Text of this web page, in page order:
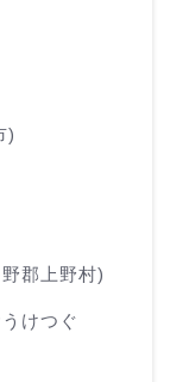
)
郡上野村)
けつぐ